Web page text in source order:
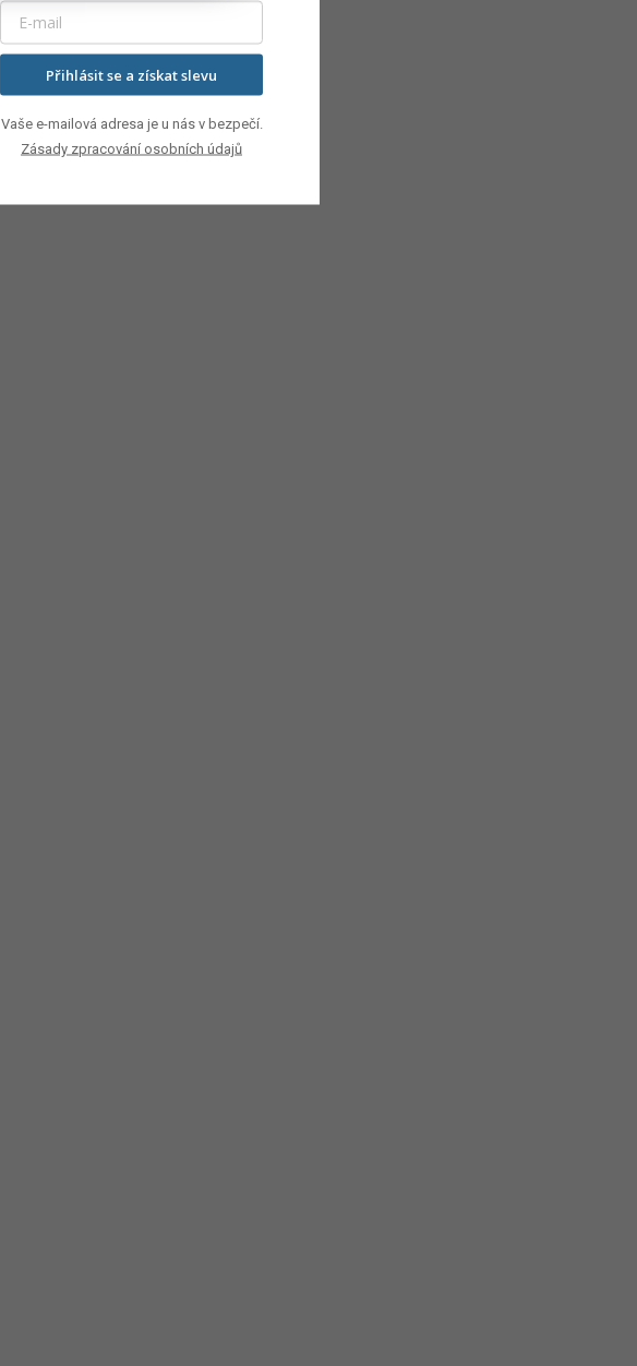
Přihlásit se a získat slevu
Vaše e-mailová adresa je u nás v bezpečí.
Zásady zpracování osobních údajů